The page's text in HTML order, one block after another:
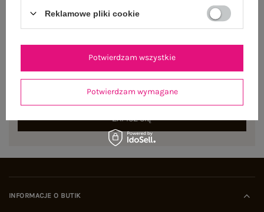
NEWSLETTER
Zapisz się do naszego newslettera i otrzymaj 15% zniżki na
pierwsze zamówienie
ZAPISZ SIĘ
INFORMACJE O BUTIK
Reklamowe pliki cookie
Potwierdzam wymagane
Potwierdzam wszystkie